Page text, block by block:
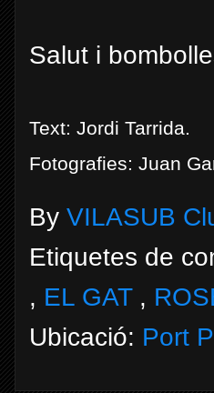
Salut i
Text: Jordi Tarrida.
Fotografies: Juan
By VILASUB
Etiquetes de
, EL GAT ,
Ubicació: Port